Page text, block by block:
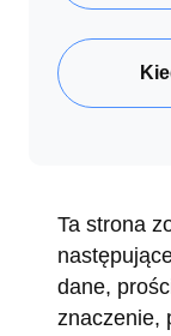
Ta strona
dane,
znaczenie,